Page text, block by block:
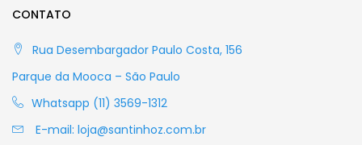
CONTATO
Rua Desembargador Paulo Costa, 156
Parque da Mooca – São Paulo
Whatsapp (11) 3569-1312
E-mail: loja@santinhoz.com.br